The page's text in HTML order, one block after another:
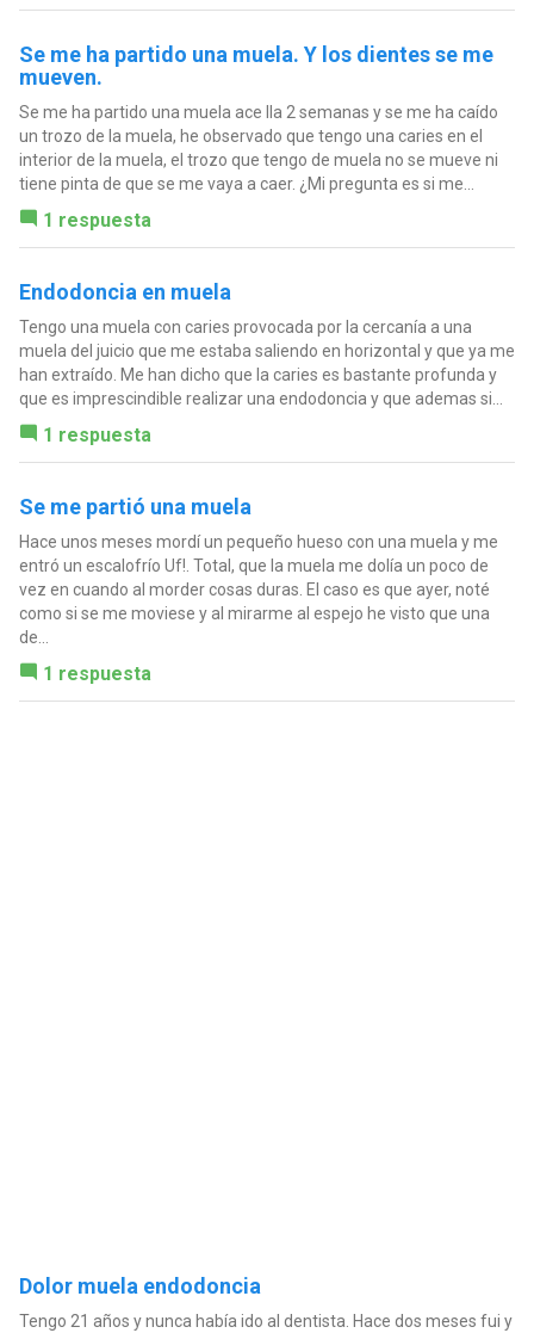
Se me ha partido una muela. Y los dientes se me
mueven.
Se me ha partido una muela ace lla 2 semanas y se me ha caído
un trozo de la muela, he observado que tengo una caries en el
interior de la muela, el trozo que tengo de muela no se mueve ni
tiene pinta de que se me vaya a caer. ¿Mi pregunta es si me...
1 respuesta
Endodoncia en muela
Tengo una muela con caries provocada por la cercanía a una
muela del juicio que me estaba saliendo en horizontal y que ya me
han extraído. Me han dicho que la caries es bastante profunda y
que es imprescindible realizar una endodoncia y que ademas si...
1 respuesta
Se me partió una muela
Hace unos meses mordí un pequeño hueso con una muela y me
entró un escalofrío Uf!. Total, que la muela me dolía un poco de
vez en cuando al morder cosas duras. El caso es que ayer, noté
como si se me moviese y al mirarme al espejo he visto que una
de...
1 respuesta
Dolor muela endodoncia
Tengo 21 años y nunca había ido al dentista. Hace dos meses fui y